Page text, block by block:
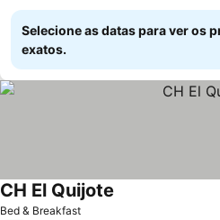
Selecione as datas para ver os
exatos.
Bed & Breakfast
CH El Quijote